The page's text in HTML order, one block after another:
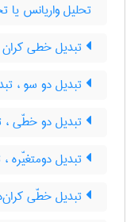
تحلیل واریانس یا
تبدیل خطی کران
تبدیل دو سو ،
تبدیل دو خطّی
تبدیل دومتغیّره
تبدیل خطّی